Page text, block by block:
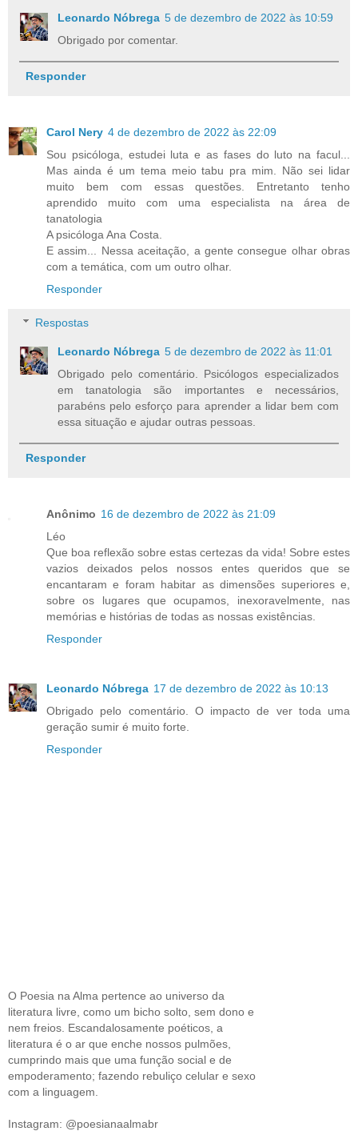
Leonardo Nóbrega 5 de dezembro de 2022 às 10:59
Obrigado por comentar.
Responder
Carol Nery 4 de dezembro de 2022 às 22:09
Sou psicóloga, estudei luta e as fases do luto na facul...
Mas ainda é um tema meio tabu pra mim. Não sei lidar
muito bem com essas questões. Entretanto tenho
aprendido muito com uma especialista na área de
tanatologia
A psicóloga Ana Costa.
E assim... Nessa aceitação, a gente consegue olhar obras
com a temática, com um outro olhar.
Responder
Respostas
Leonardo Nóbrega 5 de dezembro de 2022 às 11:01
Obrigado pelo comentário. Psicólogos especializados
em tanatologia são importantes e necessários,
parabéns pelo esforço para aprender a lidar bem com
essa situação e ajudar outras pessoas.
Responder
Anônimo 16 de dezembro de 2022 às 21:09
Léo
Que boa reflexão sobre estas certezas da vida! Sobre estes
vazios deixados pelos nossos entes queridos que se
encantaram e foram habitar as dimensões superiores e,
sobre os lugares que ocupamos, inexoravelmente, nas
memórias e histórias de todas as nossas existências.
Responder
Leonardo Nóbrega 17 de dezembro de 2022 às 10:13
Obrigado pelo comentário. O impacto de ver toda uma
geração sumir é muito forte.
Responder
O Poesia na Alma pertence ao universo da
literatura livre, como um bicho solto, sem dono e
nem freios. Escandalosamente poéticos, a
literatura é o ar que enche nossos pulmões,
cumprindo mais que uma função social e de
empoderamento; fazendo rebuliço celular e sexo
com a linguagem.
Instagram: @poesianaalmabr